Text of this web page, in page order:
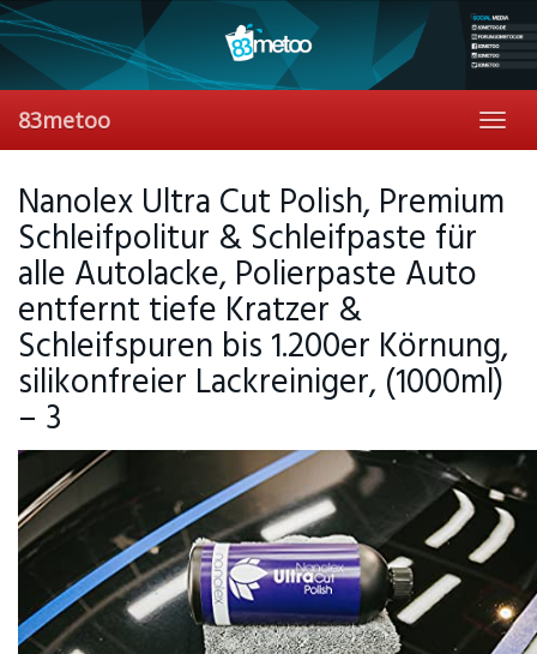
Skip
to
content
83metoo
Nanolex Ultra Cut Polish, Premium
Schleifpolitur & Schleifpaste für
alle Autolacke, Polierpaste Auto
entfernt tiefe Kratzer &
Schleifspuren bis 1.200er Körnung,
silikonfreier Lackreiniger, (1000ml)
– 3